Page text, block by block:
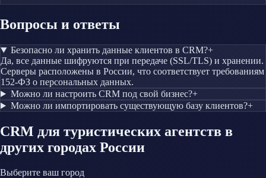
Вопросы и ответы
Безопасно ли хранить данные клиентов в CRM?+
Да, все данные шифруются при передаче (SSL/TLS) и хранении.
Серверы расположены в России, что соответствует требованиям
152-ФЗ о персональных данных.
Можно ли настроить CRM под свой бизнес?+
Можно ли импортировать существующую базу клиентов?+
CRM для туристических агентств в
других городах России
Выберите ваш город